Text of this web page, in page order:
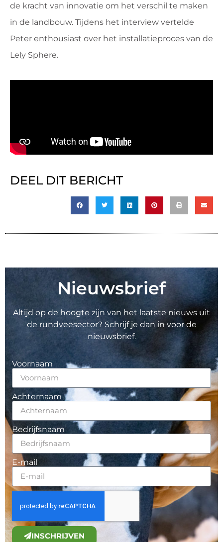
de kracht van innovatie om het verschil te maken
in de landbouw. Tijdens het interview vertelde
Peter enthousiast over het installatieproces van de
Lely Sphere.
DEEL DIT BERICHT
Nieuwsbrief
Altijd op de hoogte zijn van het laatste nieuws uit
de rundveesector? Schrijf je dan in voor de
nieuwsbrief.
Voornaam
Achternaam
Bedrijfsnaam
E-mail
INSCHRIJVEN